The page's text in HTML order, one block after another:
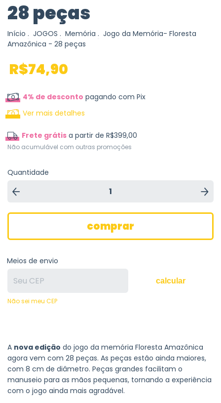
28 peças
Início . JOGOS . Memória . Jogo da Memória- Floresta
Amazônica - 28 peças
R$74,90
4% de desconto pagando com Pix
Ver mais detalhes
Frete grátis a partir de R$399,00
Não acumulável com outras promoções
Quantidade
Meios de envio
calcular
Não sei meu CEP
A nova edição do jogo da memória Floresta Amazônica
agora vem com 28 peças. As peças estão ainda maiores,
com 8 cm de diâmetro. Peças grandes facilitam o
manuseio para as mãos pequenas, tornando a experiência
com o jogo ainda mais agradável.